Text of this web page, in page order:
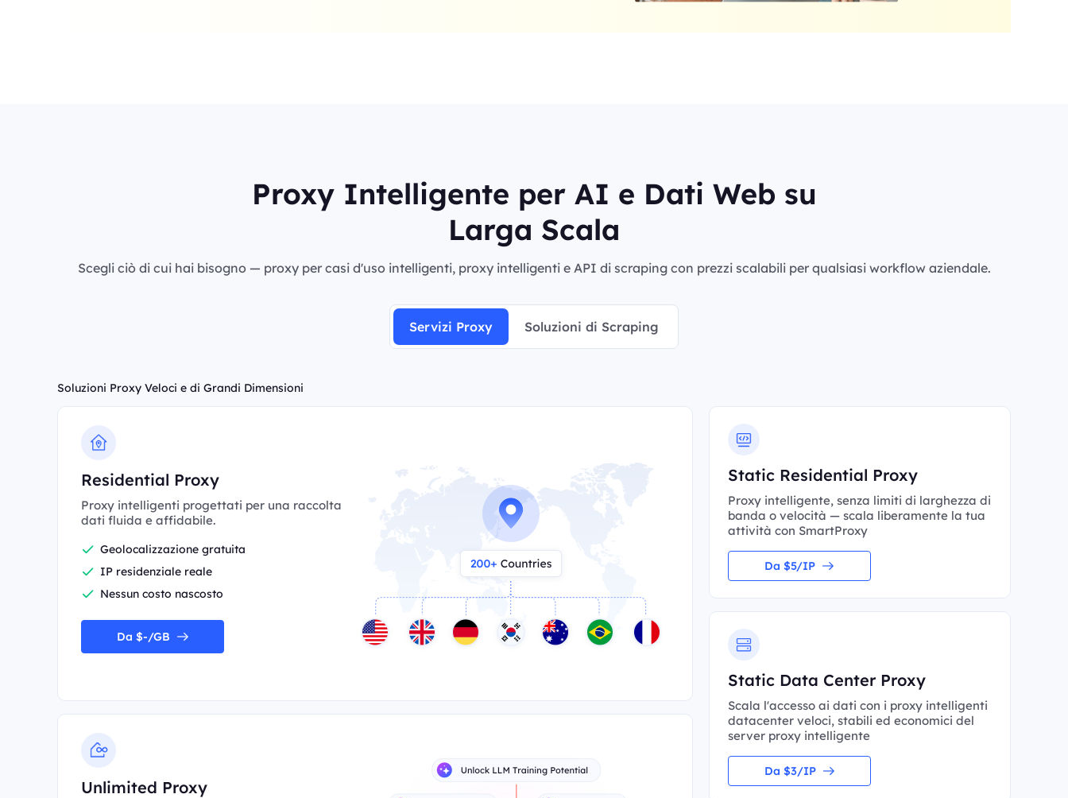
Proxy Intelligente per AI e Dati Web su
Larga Scala
Scegli ciò di cui hai bisogno — proxy per casi d'uso intelligenti, proxy intelligenti e API di scraping con prezzi scalabili per qualsiasi workflow aziendale.
Servizi Proxy Soluzioni di Scraping
Soluzioni Proxy Veloci e di Grandi Dimensioni
Residential Proxy
Proxy intelligenti progettati per una raccolta
dati fluida e affidabile.
Geolocalizzazione gratuita
IP residenziale reale
Nessun costo nascosto
Da $-/GB
Unlimited Proxy
Static Residential Proxy
Proxy intelligente, senza limiti di larghezza di
banda o velocità — scala liberamente la tua
attività con SmartProxy
Da $5/IP
Static Data Center Proxy
Scala l'accesso ai dati con i proxy intelligenti
datacenter veloci, stabili ed economici del
server proxy intelligente
Da $3/IP